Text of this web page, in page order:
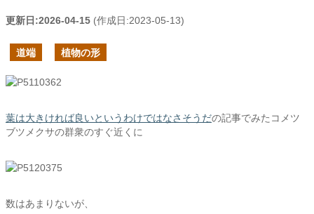
更新日:2026-04-15 (作成日:2023-05-13)
道端 植物の形
葉は大きければ良いというわけではなさそうだの記事でみたコメツ
ブツメクサの群衆のすぐ近くに
数はあまりないが、